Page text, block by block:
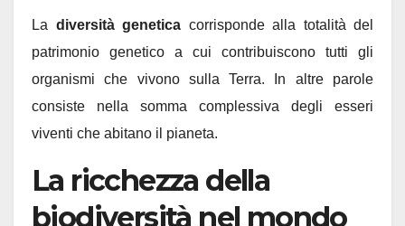
La diversità genetica corrisponde alla totalità del
patrimonio genetico a cui contribuiscono tutti gli
organismi che vivono sulla Terra. In altre parole
consiste nella somma complessiva degli esseri
viventi che abitano il pianeta.
La ricchezza della
biodiversità nel mondo